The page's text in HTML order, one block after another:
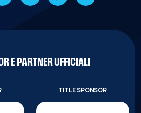
E PARTNER UFFICIALI
TITLE SPONSOR